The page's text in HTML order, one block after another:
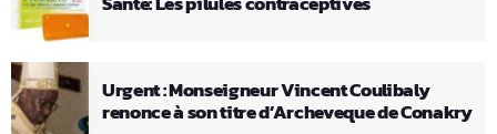
Urgent : Monseigneur Vincent Coulibaly
renonce à son titre d’Archeveque de Conakry